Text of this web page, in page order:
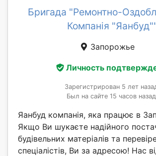
Бригада "Ремонтно-
Компанія
Запорожье
Личность
Зарегистрирован 5 лет
Был на сайте 15 часов назад
Яанбуд компанія, яка працює в
Якщо Ви шукаєте надійного
будівельних матеріалів та
спеціалістів, Ви за адресою! Нас